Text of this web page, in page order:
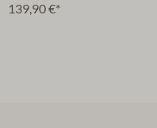
139,90 €*